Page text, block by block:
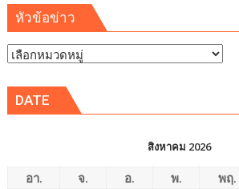
หัวข้อข่าว
หัวข้อ
DATE
สิงหาคม 2026
อา. จ. อ. พ. พฤ.